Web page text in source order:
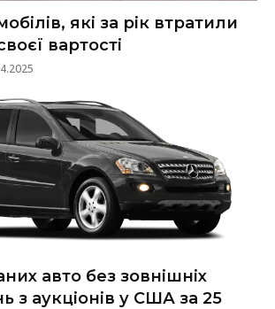
які за рік втратили
вартості
авто без зовнішніх
з аукціонів у США за 25